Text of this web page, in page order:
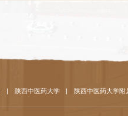
| 陕西中医药大学 | 陕西中医药大学附